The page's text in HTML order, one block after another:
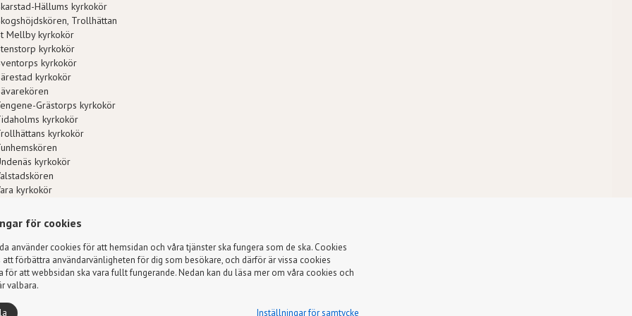
Hällums kyrkokör
Trollhättan
Mellby kyrkokör
kyrkokör
kyrkokör
kyrkokör
Grästorps kyrkokör
kyrkokör
kyrkokör
kyrkokör
kyrkokör
kören, Värsås
Värings sångkör
kyrkokör
i Svenska kyrkan - Svenska kyrkans eget körförbund sedan 1925
för cookies
använder cookies för att hemsidan och våra tjänster ska fungera som de ska. Cookies
förbättra användarvänligheten för dig som besökare, och därför är vissa cookies
för att webbsidan ska vara fullt fungerande. Nedan kan du läsa mer om våra cookies och
valbara.
Inställningar för samtycke